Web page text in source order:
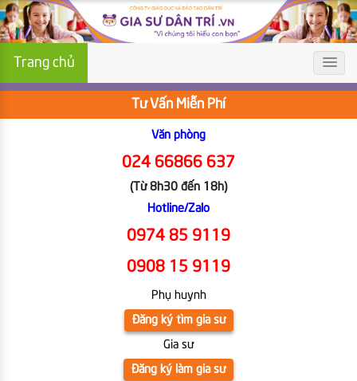
Trang chủ
Tư Vấn Miễn Phí
Văn phòng
024 66866 637
(Từ 8h30 đến 18h)
Hotline/Zalo
0974 85 9119
0908 15 9119
Phụ huynh
Đăng ký tìm gia sư
Gia sư
Đăng ký làm gia sư